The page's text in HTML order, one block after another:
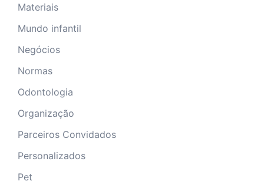
Materiais
Mundo infantil
Negócios
Normas
Odontologia
Organização
Parceiros Convidados
Personalizados
Pet